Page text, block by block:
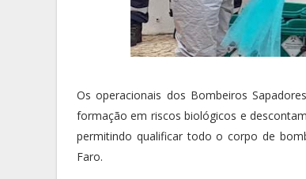
Os operacionais dos Bombeiros
formação em riscos biológicos e
permitindo qualificar todo o corpo de
Faro.